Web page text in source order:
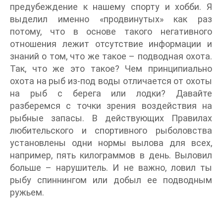
предубеждение к нашему спорту и хобби. Я
выделил именно «продвинутых» как раз
потому, что в основе такого негативного
отношения лежит отсутствие информации и
знаний о том, что же такое – подводная охота.
Так, что же это такое? Чем принципиально
охота на рыб из-под воды отличается от охоты
на рыб с берега или лодки? Давайте
разберемся с точки зрения воздействия на
рыбные запасы. В действующих Правилах
любительского и спортивного рыболовства
установлены одни нормы вылова для всех,
например, пять килограммов в день. Выловил
больше – нарушитель. И не важно, ловил ты
рыбу спиннингом или добыл ее подводным
ружьем.